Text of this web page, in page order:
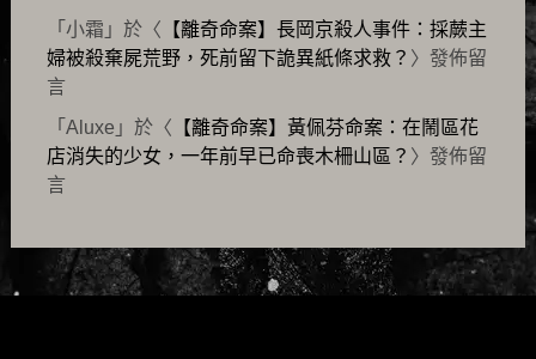
「 小霜 」於〈 【離奇命案】長岡京殺人事件：採蕨主
婦被殺棄屍荒野，死前留下詭異紙條求救？ 〉發佈留
言
「 Aluxe 」於〈 【離奇命案】黃佩芬命案：在鬧區花
店消失的少女，一年前早已命喪木柵山區？ 〉發佈留
言